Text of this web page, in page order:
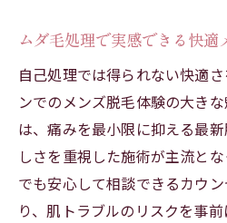
通いやすさ重視の都
効果実感を高める脱毛選
失敗しないメンズ脱
メンズ脱毛で効果を
カウンセリング活用
口コミで分かる幸田
ムダ毛処理で実感できる快適
自己処理では得られない快適
ンでのメンズ脱毛体験の大き
は、痛みを最小限に抑える最
しさを重視した施術が主流と
でも安心して相談できるカウ
り、肌トラブルのリスクを事